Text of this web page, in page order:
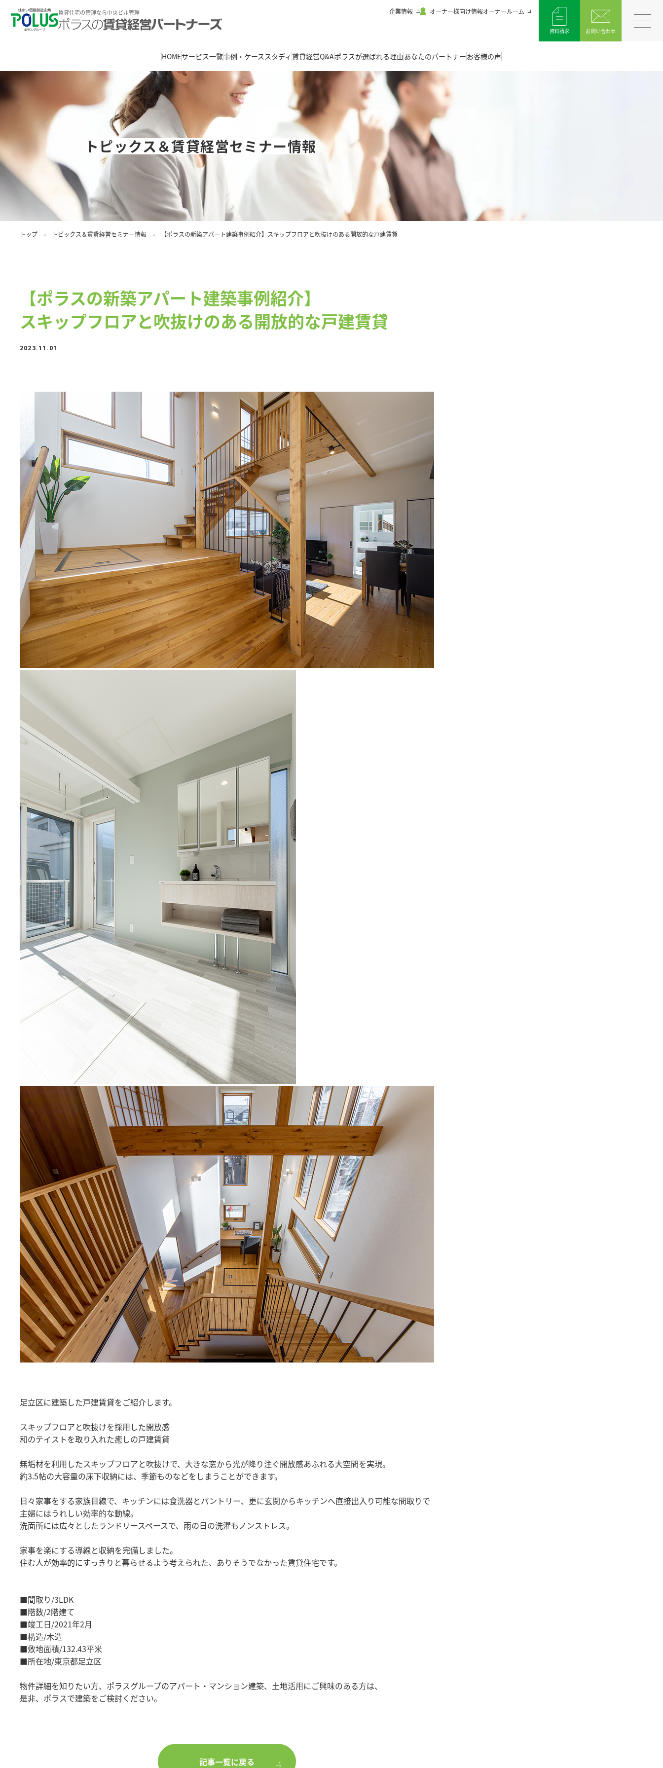
賃貸住宅の管理なら中央ビル管理 企業情報 オーナー様向け情報オーナールーム
資料請求 お問い合わせ
HOMEサービス一覧事例・ケーススタディ 賃貸経営Q&Aポラスが選ばれる理由あなたのパートナーお客様の声
トピックス＆賃貸経営セミナー情報
トップ トピックス＆賃貸経営セミナー情報 【ポラスの新築アパート建築事例紹介】スキップフロアと吹抜けのある開放的な戸建賃貸
【ポラスの新築アパート建築事例紹介】
スキップフロアと吹抜けのある開放的な戸建賃貸
2023.11.01
足立区に建築した戸建賃貸をご紹介します。
スキップフロアと吹抜けを採用した開放感
和のテイストを取り入れた癒しの戸建賃貸
無垢材を利用したスキップフロアと吹抜けで、大きな窓から光が降り注ぐ開放感あふれる大空間を実現。
約3.5帖の大容量の床下収納には、季節ものなどをしまうことができます。
日々家事をする家族目線で、キッチンには食洗器とパントリー、更に玄関からキッチンへ直接出入り可能な間取りで
主婦にはうれしい効率的な動線。
洗面所には広々としたランドリースペースで、雨の日の洗濯もノンストレス。
家事を楽にする導線と収納を完備しました。
住む人が効率的にすっきりと暮らせるよう考えられた、ありそうでなかった賃貸住宅です。
■間取り/3LDK
■階数/2階建て
■竣工日/2021年2月
■構造/木造
■敷地面積/132.43平米
■所在地/東京都足立区
物件詳細を知りたい方、ポラスグループのアパート・マンション建築、土地活用にご興味のある方は、
是非、ポラスで建築をご検討ください。
記事一覧に戻る